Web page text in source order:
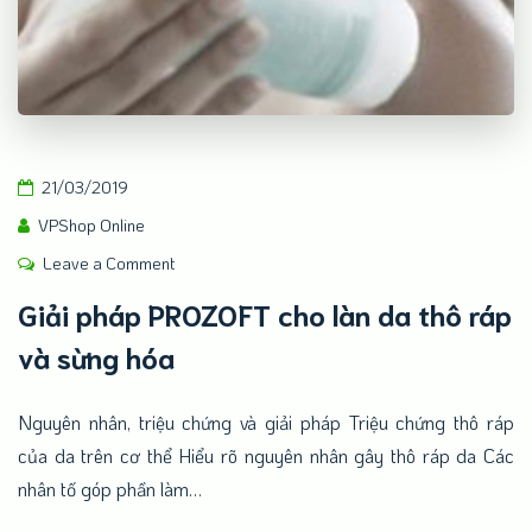
21/03/2019
VPShop Online
Leave a Commenton
pháp
làn
thô
ráp
Giải pháp PROZOFT cho làn da thô ráp
và sừng hóa
Nguyên nhân, triệu chứng và giải pháp Triệu chứng thô ráp
của da trên cơ thể Hiểu rõ nguyên nhân gây thô ráp da Các
nhân tố góp phần làm…